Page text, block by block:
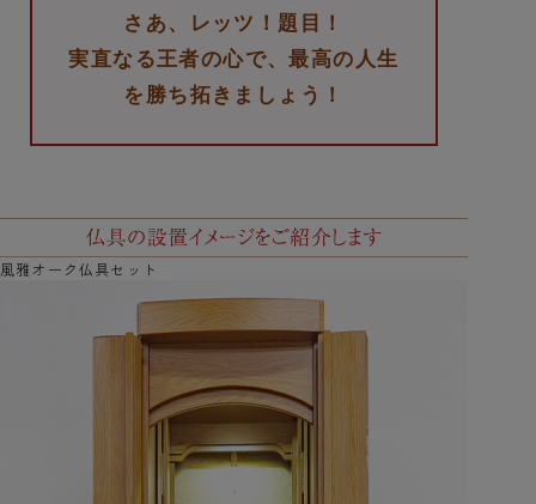
さあ、レッツ！題目！
実直なる王者の心で、最高の人生
を勝ち拓きましょう！
風雅オーク仏具セット